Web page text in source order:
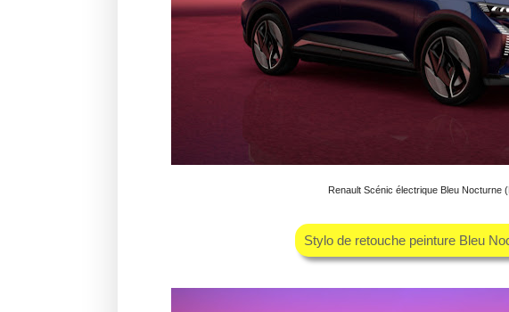
Renault Scénic électrique Bleu Nocturne
Stylo de retouche peinture Bleu